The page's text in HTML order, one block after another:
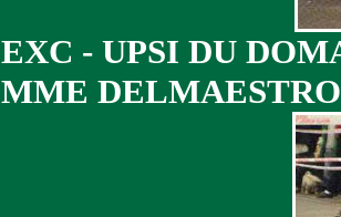
EXC - UPSI DU
MME DELMAESTRO